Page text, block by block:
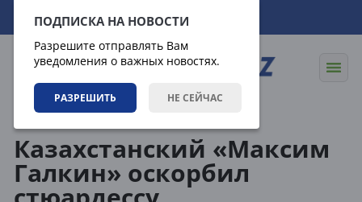
ПОДПИСКА НА НОВОСТИ
Разрешите отправлять Вам
уведомления о важных новостях.
РАЗРЕШИТЬ НЕ СЕЙЧАС
09.08.2026 07:11:23
Казахстанский «Максим
Галкин» оскорбил